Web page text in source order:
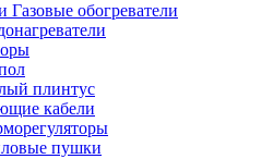
Газовые обогреватели
плинтус
кабели
пушки